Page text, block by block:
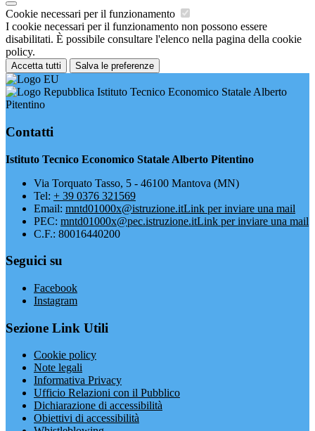
Cookie necessari per il funzionamento
I cookie necessari per il funzionamento non possono essere
disabilitati. È possibile consultare l'elenco nella pagina della cookie
policy.
Accetta tutti Salva le preferenze
Istituto Tecnico Economico Statale Alberto
Pitentino
Contatti
Istituto Tecnico Economico Statale Alberto Pitentino
Via Torquato Tasso, 5 - 46100 Mantova (MN)
Tel: + 39 0376 321569
Email: mntd01000x@istruzione.itLink per inviare una mail
PEC: mntd01000x@pec.istruzione.itLink per inviare una mail
C.F.: 80016440200
Seguici su
Facebook
Instagram
Sezione Link Utili
Cookie policy
Note legali
Informativa Privacy
Ufficio Relazioni con il Pubblico
Dichiarazione di accessibilità
Obiettivi di accessibilità